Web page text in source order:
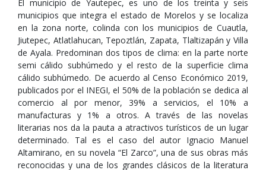
El municipio de Yautepec, es uno de los treinta y seis
municipios que integra el estado de Morelos y se localiza
en la zona norte, colinda con los municipios de Cuautla,
Jiutepec, Atlatlahucan, Tepoztlán, Zapata, Tlaltizapán y Villa
de Ayala. Predominan dos tipos de clima: en la parte norte
semi cálido subhúmedo y el resto de la superficie clima
cálido subhúmedo. De acuerdo al Censo Económico 2019,
publicados por el INEGI, el 50% de la población se dedica al
comercio al por menor, 39% a servicios, el 10% a
manufacturas y 1% a otros. A través de las novelas
literarias nos da la pauta a atractivos turísticos de un lugar
determinado. Tal es el caso del autor Ignacio Manuel
Altamirano, en su novela “El Zarco”, una de sus obras más
reconocidas y una de los grandes clásicos de la literatura